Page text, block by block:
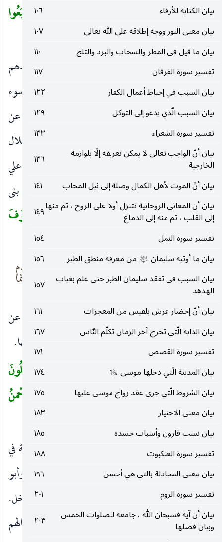
بيان الكتابة للأرقاء
١٠٦
بيان معنى النور ووجه إطلاقه على الله تعالى
١٠٧
بيان ما قيل في المطر والسحاب والبرد والثلج
١١٠
تفسير سورة الفرقان
١١٧
بيان السبب في إحباط أعمال الكفار
١٢٢
بيان السبب الّذي يدعو إلى التوكل
١٢٩
تفسير سورة الشعراء
١٣٣
بيان أنّ الواجب تعالى لا يمكن تعريفه إلّا بلوازمه
الخارجية
١٣٦
بيان أنّ الموت لأهل الكمال وصلة إلى نيل المحاب
١٤١
بيان أن المعاني الروحانية تتنزل أولا على الروح ، ثم منها
إلى القلب ، ثم منه إلى الدماغ
١٤٩
تفسير سورة النمل
١٥٤
بيان ما أوتيه سليمان عليه‌السلام من معرفة منطق الطير
١٥٦
بيان السبب في تفقد سليمان الطير حتى علم بغياب
الهدهد
١٥٧
بيان أنّ إحضار عرش بلقيس من المعجزات
١٦١
بيان الدابة الّتي تخرج آخر الزمان تكلّم النّاس
١٦٧
تفسير سورة القصص
١٧١
بيان المدينة الّتي دخلها موسى عليه‌السلام
١٧٤
بيان الشروط الّتي جرى عقد زواج موسى عليها
١٧٥
بيان معنى الاختيار
١٨٣
بيان نسب قارون وأسباب حسده
١٨٥
تفسير سورة العنكبوت
١٨٨
بيان معنى المجادلة بالتي هي أحسن
١٩٦
تفسير سورة الروم
٢٠١
بيان أن آية فسبحان الله ، جامعة للصلوات الخمس
وبيان فضلها
٢٠٣
(فَخَلَفَ مِنْ بَعْدِهِمْ خَلْفٌ أَضاعُوا الصَّلاةَ وَاتَّبَعُوا
الشَّهَواتِ فَسَوْفَ يَلْقَوْنَ غَيًّا)(٥٩)
فَخَلَفَ مِنْ بَعْدِهِمْ خَلْفٌ
فعقبهم وجاء بعدهم
عقب سوء يقال خلف صدق بالفتح ، وخلف سوء
بالسكون.(أَضاعُوا الصَّلاةَ
تركوها أو أخروها عن
وقتها.(وَاتَّبَعُوا الشَّهَواتِ
كشرب الخمر واستحلال
نكاح الأخت من الأب والانهماك في المعاصي. وعن علي
رضي الله عنه في قوله(وَاتَّبَعُوا الشَّهَواتِ
: من بنى
الشديد ، وركب المنظور ، ولبس المشهور.(فَسَوْفَ
يَلْقَوْنَ غَيًّا)شرا كقوله :
فمن يلق خيرا
يحمد الناس أمره ومن يغو لا يعدم
على الغيّ لائما
أو جزاء غي كقوله تعالى :(يَلْقَ أَثاماً
أو غيا عن
طريق الجنة ، وقيل هو واد في جهنم يستعيذ منه أوديتها.
(إِلاَّ مَنْ تابَ وَآمَنَ وَعَمِلَ صالِحاً فَأُولئِكَ يَدْخُلُونَ
الْجَنَّةَ وَلا يُظْلَمُونَ شَيْئاً(٦٠) جَنَّاتِ عَدْنٍ الَّتِي وَعَدَ الرَّحْمنُ
عِبادَهُ بِالْغَيْبِ إِنَّهُ كانَ وَعْدُهُ مَأْتِيًّا
إِلَّا مَنْ تابَ وَآمَنَ وَعَمِلَ صالِحاً
يدل على أن الآية في
الكفرة.(فَأُولئِكَ يَدْخُلُونَ الْجَنَّةَ
وقرأ ابن كثير وأبو
عمرو وأبو بكر ويعقوب على البناء للمفعول من أدخل.
(وَلا يُظْلَمُونَ شَيْئاً ولا ينقصون شيئا من جزاء أعمالهم